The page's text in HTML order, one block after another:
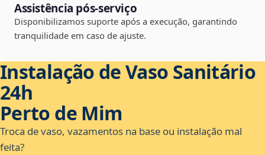
Assistência pós-serviço
Disponibilizamos suporte após a execução, garantindo
tranquilidade em caso de ajuste.
Instalação de Vaso Sanitário
24h
Perto de Mim
Troca de vaso, vazamentos na base ou instalação mal
feita?